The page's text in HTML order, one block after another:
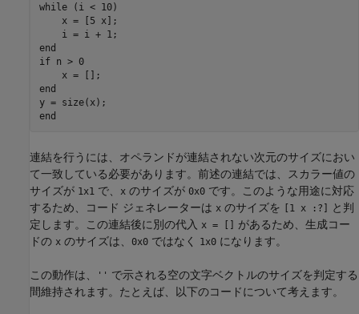
while (i < 10)
    x = [5 x];
end
if n > 0
end
end
連結を行うには、オペランドが連結されない次元のサイズにおい
て一致している必要があります。前述の連結では、スカラー値の
サイズが 1x1 で、 x のサイズが 0x0 です。このような用途に対応
するため、コード ジェネレーターは x のサイズを [1 x :?]
と判
定します。この連結後に別の代入 x = []
があるため、生成コー
ドの x のサイズは、 0x0 ではなく 1x0 になります。
この動作は、 '' で示される空の文字ベクトルのサイズを判定する
間維持されます。たとえば、以下のコードについて考えます。